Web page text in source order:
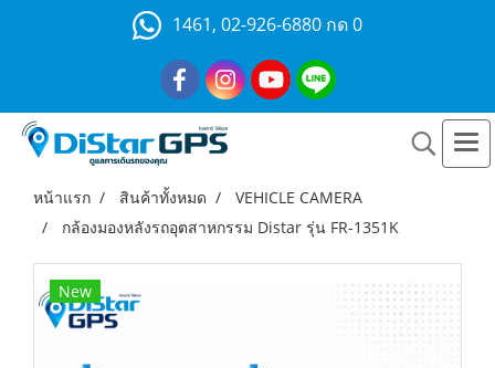
1461, 02-926-6880 กด 0
หน้าแรก สินค้าทั้งหมด
VEHICLE CAMERA
กล้องมองหลังรถอุตสาหกรรม Distar รุ่น FR-1351K
New